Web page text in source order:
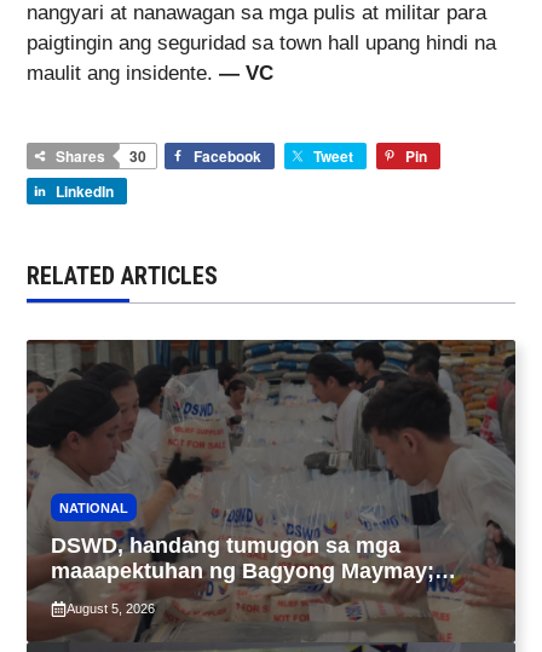
nangyari at nanawagan sa mga pulis at militar para
paigtingin ang seguridad sa town hall upang hindi na
maulit ang insidente. — VC
Shares 30 Facebook Tweet
Pin
LinkedIn
RELATED ARTICLES
NATIONAL
DSWD, handang tumugon sa mga
maaapektuhan ng Bagyong Maymay;
araw-araw na paggawa ng FFPs, tiniyak
August 5, 2026